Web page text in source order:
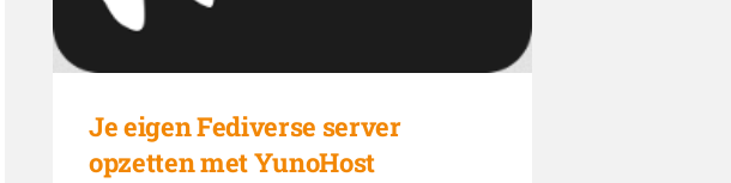
Je eigen Fediverse server
opzetten met YunoHost